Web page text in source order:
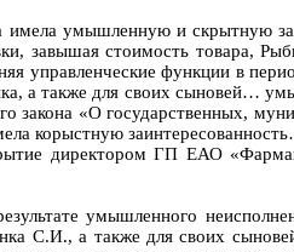
умышленную и скрытную
завышая стоимость товара,
функции в
а также для своих сыновей…
закона «О государственных,
корыстную
директором ГП ЕАО
умышленного
С.И., а также для своих